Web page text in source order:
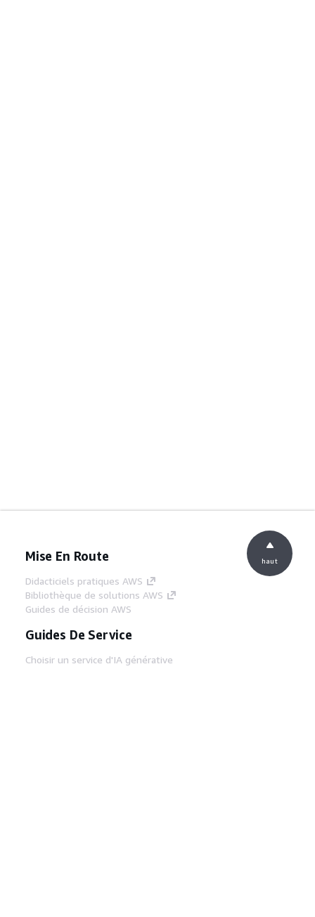
Mise En Route
Didacticiels pratiques AWS
Bibliothèque de solutions AWS
Guides de décision AWS
Guides De Service
Choisir un service d'IA générative
haut